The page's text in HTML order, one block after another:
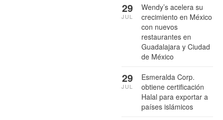
Wendy’s acelera su
crecimiento en México
con nuevos
restaurantes en
Guadalajara y Ciudad
de México
29
JUL
Esmeralda Corp.
obtiene certificación
Halal para exportar a
países islámicos
29
JUL